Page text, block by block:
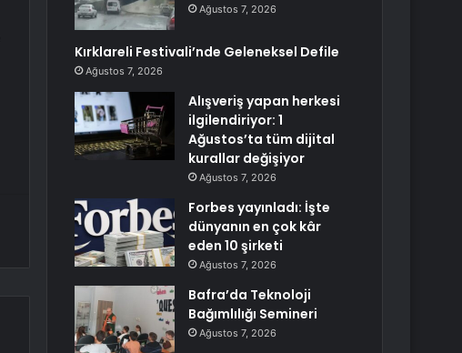
Ağustos 7, 2026
Kırklareli Festivali’nde Geleneksel Defile
Ağustos 7, 2026
Alışveriş yapan herkesi
ilgilendiriyor: 1
Ağustos’ta tüm dijital
kurallar değişiyor
Ağustos 7, 2026
Forbes yayınladı: İşte
dünyanın en çok kâr
eden 10 şirketi
Ağustos 7, 2026
Bafra’da Teknoloji
Bağımlılığı Semineri
Ağustos 7, 2026